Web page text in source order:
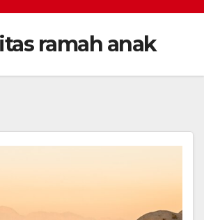
ramah anak